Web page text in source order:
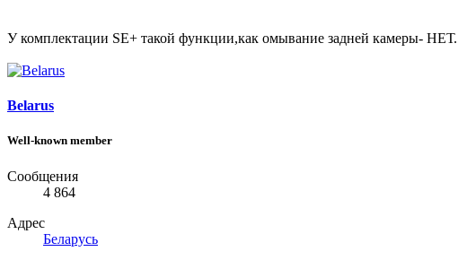
У комплектации SE+ такой функции,как омывание задней камеры- НЕТ.
Belarus
Well-known member
Сообщения
4 864
Адрес
Беларусь